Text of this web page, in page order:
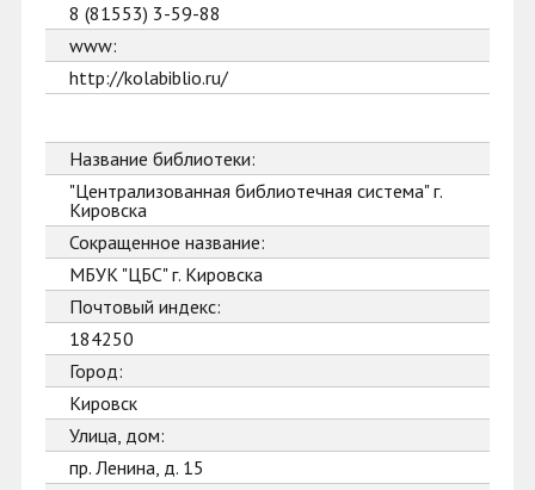
8 (81553) 3-59-88
www:
http://kolabiblio.ru/
Название библиотеки:
"Централизованная библиотечная система" г.
Кировска
Сокращенное название:
МБУК "ЦБС" г. Кировска
Почтовый индекс:
184250
Город:
Кировск
Улица, дом:
пр. Ленина, д. 15